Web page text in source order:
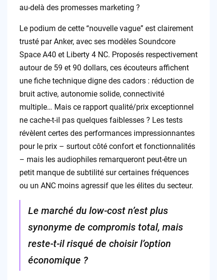
au-delà des promesses marketing ?
Le podium de cette “nouvelle vague” est clairement
trusté par Anker, avec ses modèles Soundcore
Space A40 et Liberty 4 NC. Proposés respectivement
autour de 59 et 90 dollars, ces écouteurs affichent
une fiche technique digne des cadors : réduction de
bruit active, autonomie solide, connectivité
multiple… Mais ce rapport qualité/prix exceptionnel
ne cache-t-il pas quelques faiblesses ? Les tests
révèlent certes des performances impressionnantes
pour le prix – surtout côté confort et fonctionnalités
– mais les audiophiles remarqueront peut-être un
petit manque de subtilité sur certaines fréquences
ou un ANC moins agressif que les élites du secteur.
Le marché du low-cost n’est plus
synonyme de compromis total, mais
reste-t-il risqué de choisir l’option
économique ?